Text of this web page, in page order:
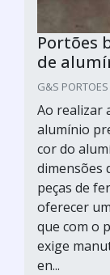
Portões
de
G&S
Ao realizar
alumínio
cor do
dimensões
peças de
oferecer
que com o
exige
en...